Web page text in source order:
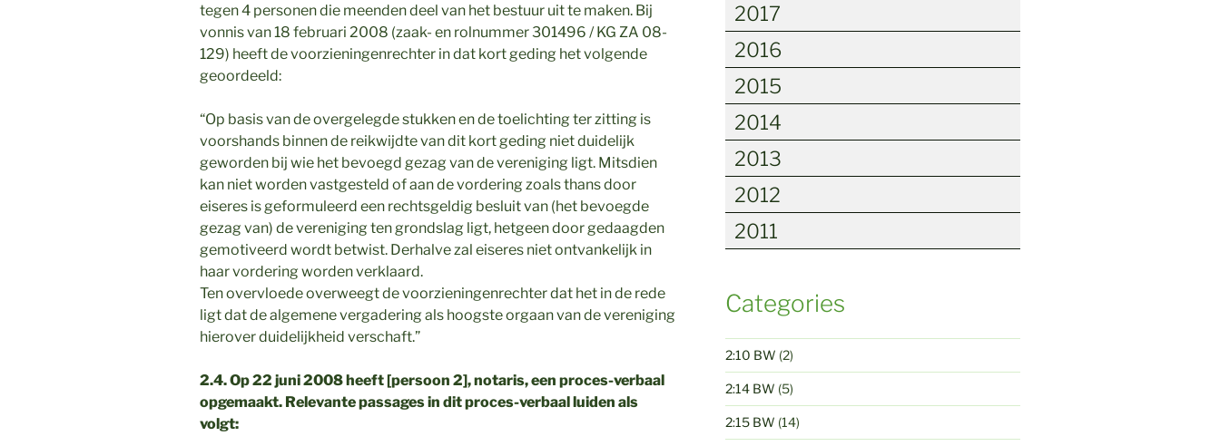
tegen 4 personen die meenden deel van het bestuur uit te maken. Bij
vonnis van 18 februari 2008 (zaak- en rolnummer 301496 / KG ZA 08-
129) heeft de voorzieningenrechter in dat kort geding het volgende
geoordeeld:
“Op basis van de overgelegde stukken en de toelichting ter zitting is
voorshands binnen de reikwijdte van dit kort geding niet duidelijk
geworden bij wie het bevoegd gezag van de vereniging ligt. Mitsdien
kan niet worden vastgesteld of aan de vordering zoals thans door
eiseres is geformuleerd een rechtsgeldig besluit van (het bevoegde
gezag van) de vereniging ten grondslag ligt, hetgeen door gedaagden
gemotiveerd wordt betwist. Derhalve zal eiseres niet ontvankelijk in
haar vordering worden verklaard.
Ten overvloede overweegt de voorzieningenrechter dat het in de rede
ligt dat de algemene vergadering als hoogste orgaan van de vereniging
hierover duidelijkheid verschaft.”
2.4. Op 22 juni 2008 heeft [persoon 2], notaris, een proces-verbaal
opgemaakt. Relevante passages in dit proces-verbaal luiden als
volgt:
2017
2016
2015
2014
2013
2012
2011
Categories
2:10 BW (2)
2:14 BW (5)
2:15 BW (14)